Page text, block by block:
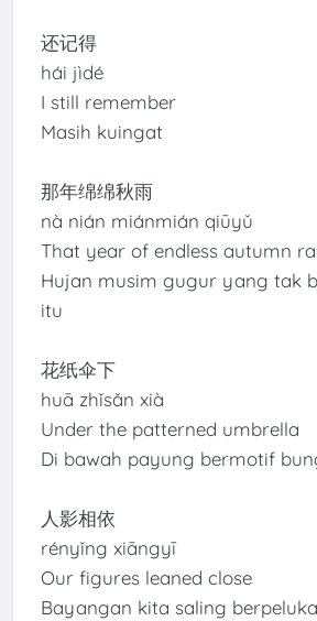
还记得
hái jìdé
I still remember
Masih kuingat
那年绵绵秋雨
nà nián miánmián qiūyǔ
That year of endless autumn
Hujan musim gugur yang tak
itu
花纸伞下
huā zhǐsǎn xià
Under the patterned umbrella
Di bawah payung bermotif
人影相依
rényǐng xiāngyī
Our figures leaned close
Bayangan kita saling